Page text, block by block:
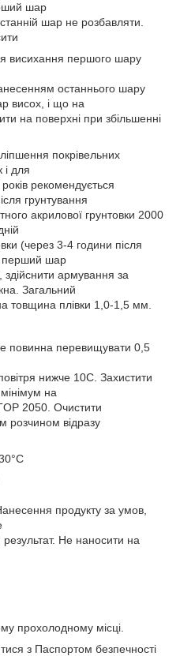
шар
шар не розбавляти.
висихання першого шару
останнього шару
висох, і що на
на поверхні при збільшенні
покрівельних
і для
рекомендується
грунтування
акрилової грунтовки 2000
(через 3-4 години після
перший шар
здійснити армування за
Загальний
товщина плівки 1,0-1,5 мм.
повинна перевищувати 0,5
нижче 10C. Захистити
на
2050. Очистити
розчином відразу
продукту за умов,
результат. Не наносити на
прохолодному місці.
з Паспортом безпечності